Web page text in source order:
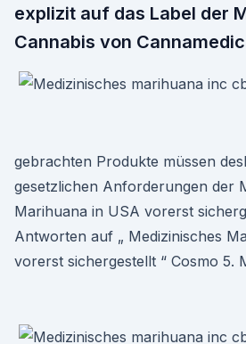
explizit auf das Label der
Cannabis von
gebrachten Produkte müssen
gesetzlichen Anforderungen der
Marihuana in USA vorerst
Antworten auf „ Medizinisches
vorerst sichergestellt “ Cosmo 5.